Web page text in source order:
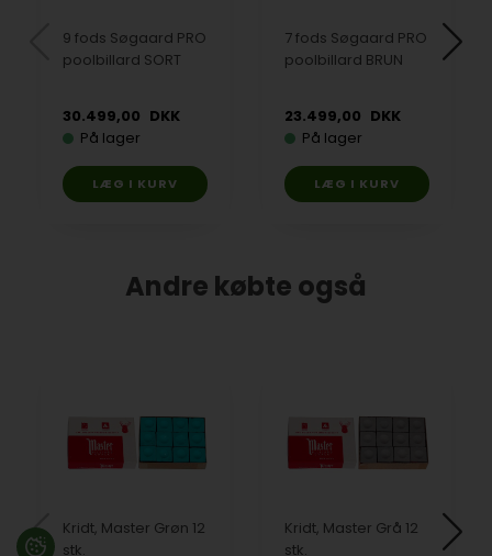
9 fods Søgaard PRO
poolbillard SORT
30.499,00 DKK
På lager
7 fods Søgaard PRO
poolbillard BRUN
23.499,00 DKK
På lager
Andre købte også
Kridt, Master Grøn 12
stk.
Kridt, Master Grå 12
stk.